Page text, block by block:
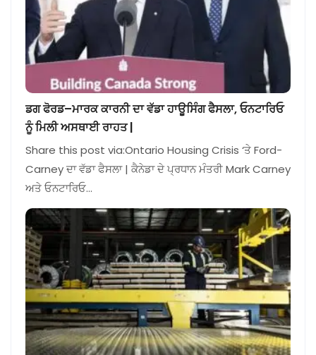
ਡਗ ਫੋਰਡ–ਮਾਰਕ ਕਾਰਨੀ ਦਾ ਵੱਡਾ ਹਾਊਸਿੰਗ ਫੈਸਲਾ, ਓਨਟਾਰਿਓ
ਨੂੰ ਮਿਲੀ ਅਸਥਾਈ ਰਾਹਤ |
Share this post via:Ontario Housing Crisis ‘ਤੇ Ford-
Carney ਦਾ ਵੱਡਾ ਫੈਸਲਾ | ਕੈਨੇਡਾ ਦੇ ਪ੍ਰਧਾਨ ਮੰਤਰੀ Mark Carney
ਅਤੇ ਓਨਟਾਰਿਓ…